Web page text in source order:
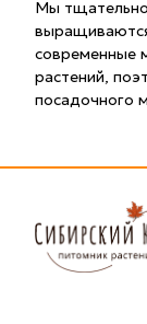
Мы тщательно
современные
растений,
посадочного